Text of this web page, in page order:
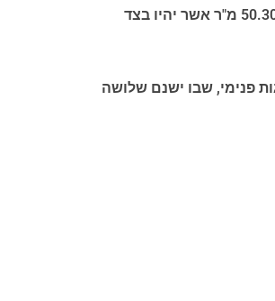
מחיים כפריים תוך התבוננות בנופים ייחודיים ושקיעות עוצרות נשימה. יהיו גם שני פרגולות עץ יפות עם צמחים מטפסים (בשטח של כ-50.30 מ"ר אשר יהיו בצד
פנימי, שבו ישנם שלושה